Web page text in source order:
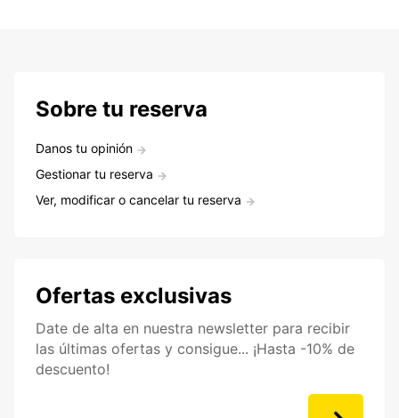
Sobre tu reserva
Danos tu opinión
Gestionar tu reserva
Ver, modificar o cancelar tu reserva
Ofertas exclusivas
Date de alta en nuestra newsletter para recibir
las últimas ofertas y consigue... ¡Hasta -10% de
descuento!